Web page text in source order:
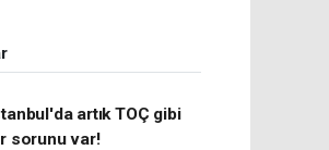
artık TOÇ gibi
sorunu var!